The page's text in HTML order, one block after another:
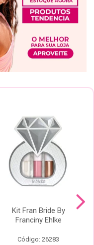
Kit Fran Bride By
Franciny Ehlke
Código: 26283